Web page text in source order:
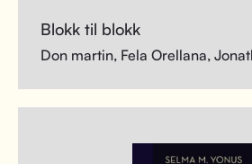
Blokk til blokk
Don martin, Fela Orellana,